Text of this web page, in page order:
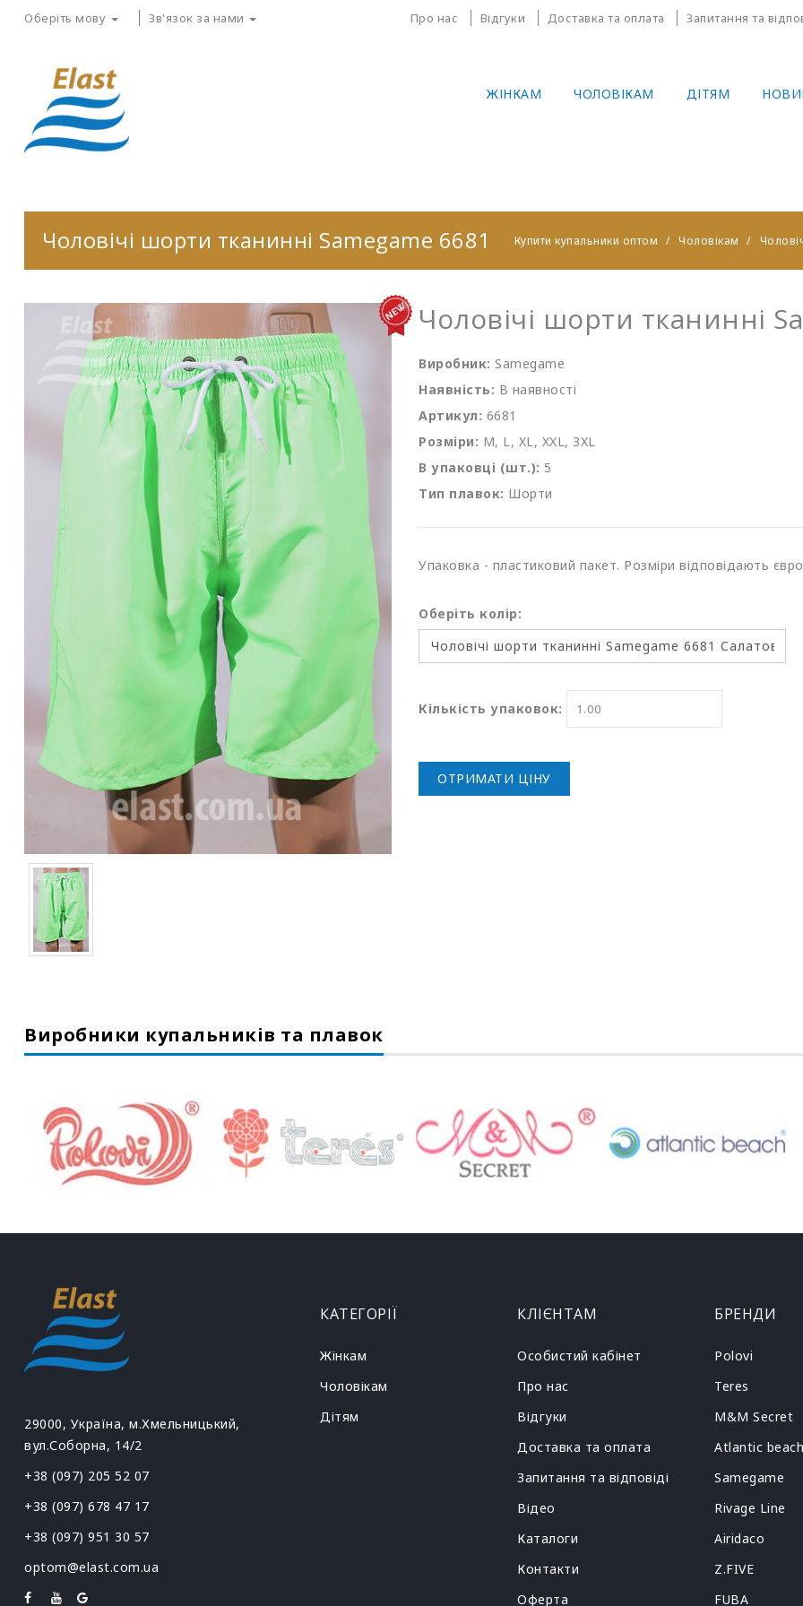
Оберіть мову Зв'язок за нами Про нас Відгуки Доставка та оплата Запитання та
ЖІНКАМ ЧОЛОВІКАМ ДІТЯМ
Чоловічі шорти тканинні Samegame 6681 Купити купальники оптом Чоловікам
Чоловічі шорти тканинні
Виробник: Samegame
Наявність: В наявності
Артикул: 6681
Розміри: M, L, XL, XXL, 3XL
В упаковці (шт.): 5
Тип плавок: Шорти
Упаковка - пластиковий пакет. Розміри відповідають
Оберіть колір:
Кількість упаковок:
ОТРИМАТИ ЦІНУ
Виробники купальників та плавок
29000, Україна, м.Хмельницький,
вул.Соборна, 14/2
+38 (097) 205 52 07
+38 (097) 678 47 17
+38 (097) 951 30 57
optom@elast.com.ua
КАТЕГОРІЇ
Жінкам
Чоловікам
Дітям
КЛІЄНТАМ
Особистий кабінет
Про нас
Відгуки
Доставка та оплата
Запитання та відповіді
Відео
Каталоги
Контакти
Оферта
БРЕНДИ
Polovi
Teres
M&M Secret
Atlantic beach
Samegame
Rivage Line
Airidaco
Z.FIVE
FUBA